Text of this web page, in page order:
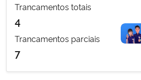
Trancamentos totais
4
Trancamentos parciais
7